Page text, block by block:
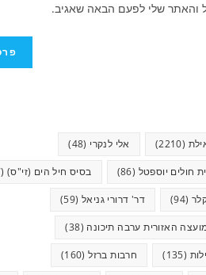
והאתר שלי לפעם הבאה שאגיב.
(2210) אלי לנקרי (48)
חולים יוספטל (86) בסיס חיל הים (זי"ס)(27)
(94) דר' דרורי גניאל(59)
האזורית ערבה תיכונה (38)
(135) חרבות ברזל(160)